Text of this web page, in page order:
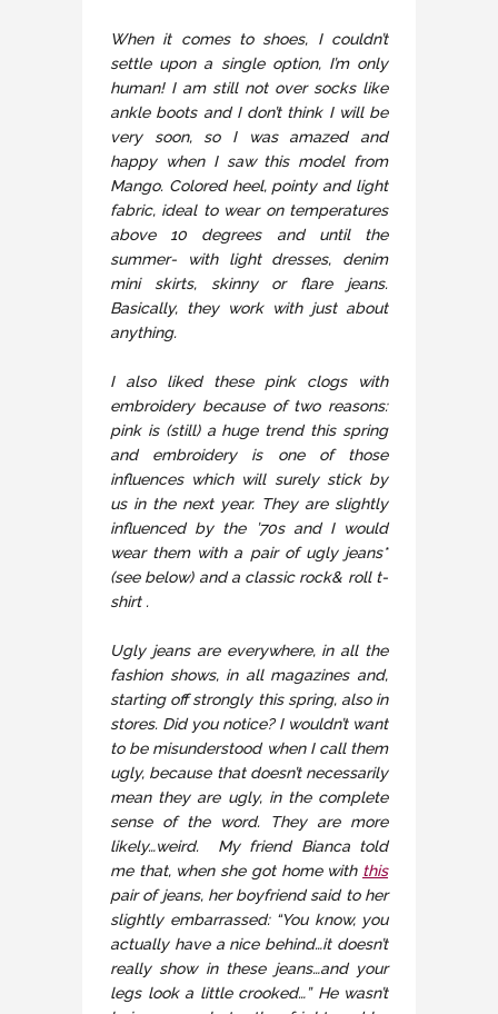
When it comes to shoes, I couldn’t
settle upon a single option, I’m only
human! I am still not over socks like
ankle boots and I don’t think I will be
very soon, so I was amazed and
happy when I saw this model from
Mango. Colored heel, pointy and light
fabric, ideal to wear on temperatures
above 10 degrees and until the
summer- with light dresses, denim
mini skirts, skinny or flare jeans.
Basically, they work with just about
anything.
I also liked these pink clogs with
embroidery because of two reasons:
pink is (still) a huge trend this spring
and embroidery is one of those
influences which will surely stick by
us in the next year. They are slightly
influenced by the ’70s and I would
wear them with a pair of ugly jeans*
(see below) and a classic rock& roll t-
shirt .
Ugly jeans are everywhere, in all the
fashion shows, in all magazines and,
starting off strongly this spring, also in
stores. Did you notice? I wouldn’t want
to be misunderstood when I call them
ugly, because that doesn’t necessarily
mean they are ugly, in the complete
sense of the word. They are more
likely…weird. My friend Bianca told
me that, when she got home with this
pair of jeans, her boyfriend said to her
slightly embarrassed: “You know, you
actually have a nice behind…it doesn’t
really show in these jeans…and your
legs look a little crooked…” He wasn’t